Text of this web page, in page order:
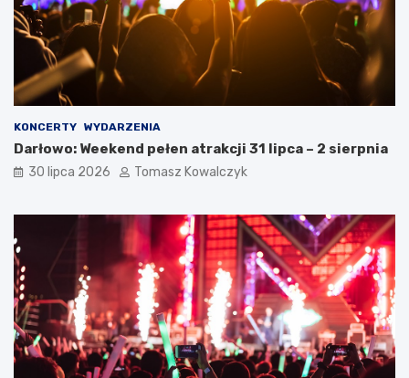
KONCERTY WYDARZENIA
Darłowo: Weekend pełen atrakcji 31 lipca – 2 sierpnia
30 lipca 2026 Tomasz Kowalczyk